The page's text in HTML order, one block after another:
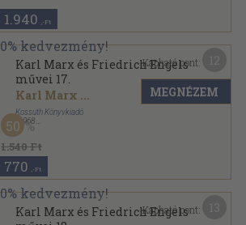
1.940 ,-Ft
Karl Marx és Friedrich Engels
művei 17.
Karl Marx ...
Kossuth Könyvkiadó
, 1968
Vászon
Karl Marx és Friedrich Engels művei sorozat
1.540 Ft
50
770 ,-Ft
Kapható pont:
MEGNÉZEM
Karl Marx és Friedrich Engels
Kapható pont: